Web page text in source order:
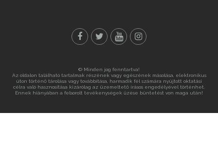
© Minden jog fenntartva!
Az oldalon található tartalmak részének vagy egészének másolása, elektronikus
úton történő tárolása vagy továbbítása, harmadik fél számára nyújtott oktatási
célra való hasznosítása kizárólag az üzemeltető írásos engedélyével történhet.
Ennek hiányában a felsorolt tevékenységek űzése büntetést von maga után!